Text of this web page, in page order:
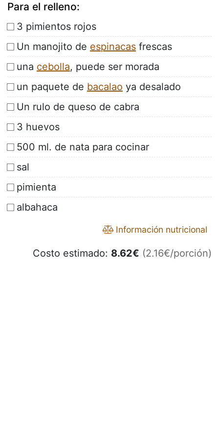
Para el relleno:
3 pimientos rojos
Un manojito de espinacas frescas
una cebolla, puede ser morada
un paquete de bacalao ya desalado
Un rulo de queso de cabra
3 huevos
500 ml. de nata para cocinar
sal
pimienta
albahaca
Información nutricional
Costo estimado: 8.62€ (2.16€/porción)